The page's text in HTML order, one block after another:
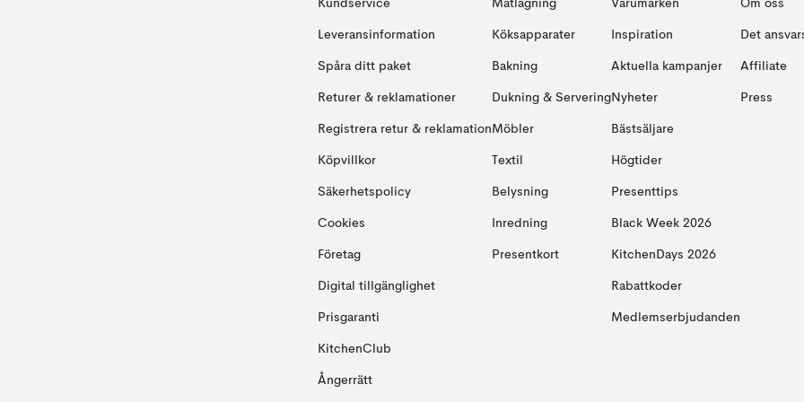
Kundservice
Leveransinformation
Spåra ditt paket
Returer & reklamationer
Registrera retur & reklamation
Köpvillkor
Säkerhetspolicy
Cookies
Företag
Digital tillgänglighet
Prisgaranti
KitchenClub
Ångerrätt
Matlagning
Köksapparater
Bakning
Dukning & Servering
Möbler
Textil
Belysning
Inredning
Presentkort
Varumärken
Inspiration
Aktuella kampanjer
Nyheter
Bästsäljare
Högtider
Presenttips
Black Week 2026
KitchenDays 2026
Rabattkoder
Medlemserbjudanden
Om oss
Det
Affiliate
Press